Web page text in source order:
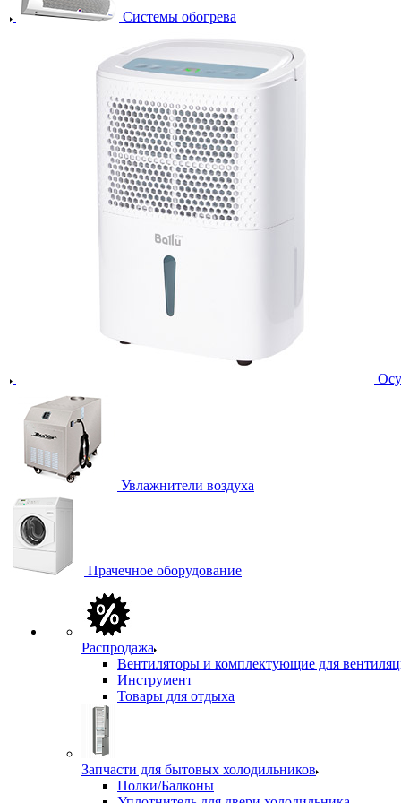
Системы обогрева
Увлажнители воздуха
Прачечное оборудование
Распродажа
Вентиляторы и комплектующие для
Инструмент
Товары для отдыха
Запчасти для бытовых холодильников
Полки/Балконы